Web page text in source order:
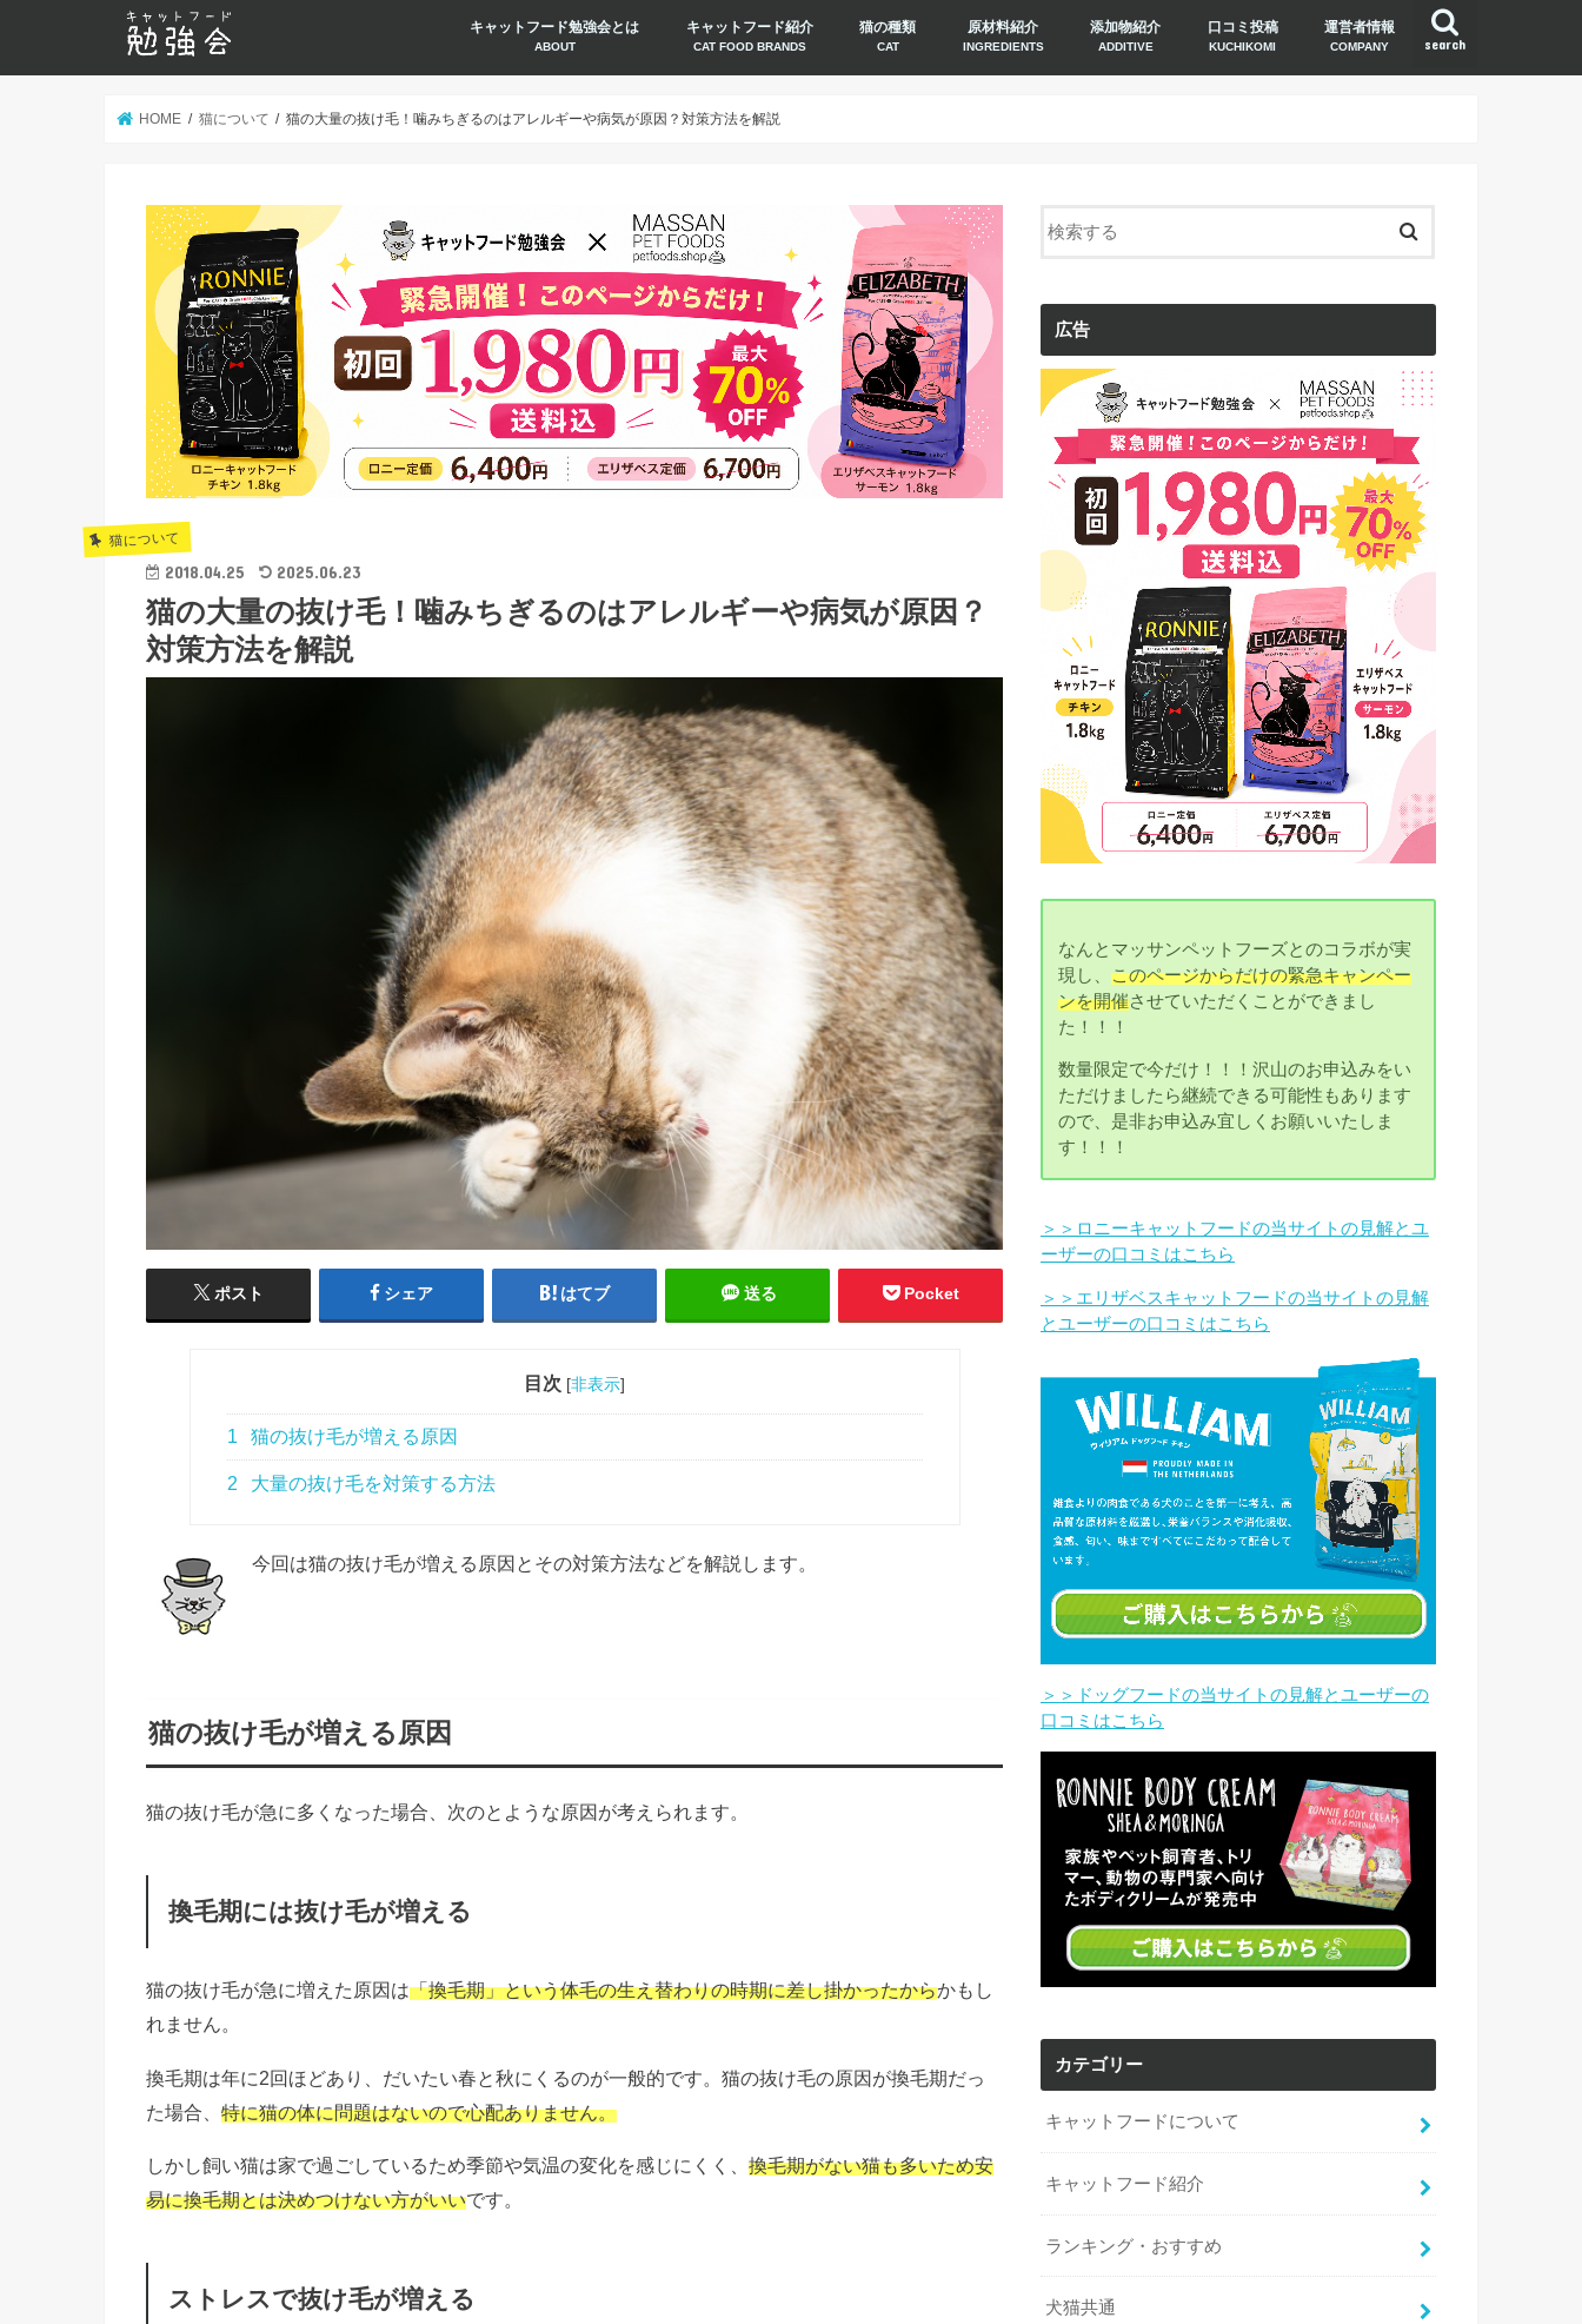
search
キャットフード勉強会とは
ABOUT
キャットフード紹介
CAT FOOD BRANDS
猫の種類
CAT
原材料紹介
INGREDIENTS
添加物紹介
ADDITIVE
口コミ投稿
KUCHIKOMI
運営者情報
COMPANY
HOME 猫について 猫の大量の抜け毛！噛みちぎるのはアレルギーや病気が原因？対策方法を解説
猫について
2018.04.25 2025.06.23
猫の大量の抜け毛！噛みちぎるのはアレルギーや病気が原因？
対策方法を解説
ポスト シェア はてブ 送る Pocket
目次 [非表示]
1 猫の抜け毛が増える原因
2 大量の抜け毛を対策する方法
今回は猫の抜け毛が増える原因とその対策方法などを解説します。
猫の抜け毛が増える原因
猫の抜け毛が急に多くなった場合、次のとような原因が考えられます。
換毛期には抜け毛が増える
猫の抜け毛が急に増えた原因は「換毛期」という体毛の生え替わりの時期に差し掛かったからかもし
れません。
換毛期は年に2回ほどあり、だいたい春と秋にくるのが一般的です。猫の抜け毛の原因が換毛期だっ
た場合、 特に猫の体に問題はないので心配ありません。
しかし飼い猫は家で過ごしているため季節や気温の変化を感じにくく、 換毛期がない猫も多いため安
易に換毛期とは決めつけない方がいいです。
ストレスで抜け毛が増える
広告
なんとマッサンペットフーズとのコラボが実
現し、このページからだけの緊急キャンペー
ンを開催させていただくことができまし
た！！！
数量限定で今だけ！！！沢山のお申込みをい
ただけましたら継続できる可能性もあります
ので、是非お申込み宜しくお願いいたしま
す！！！
＞＞ロニーキャットフードの当サイトの見解とユ
ーザーの口コミはこちら
＞＞エリザベスキャットフードの当サイトの見解
とユーザーの口コミはこちら
＞＞ドッグフードの当サイトの見解とユーザーの
口コミはこちら
カテゴリー
キャットフードについて
キャットフード紹介
ランキング・おすすめ
犬猫共通